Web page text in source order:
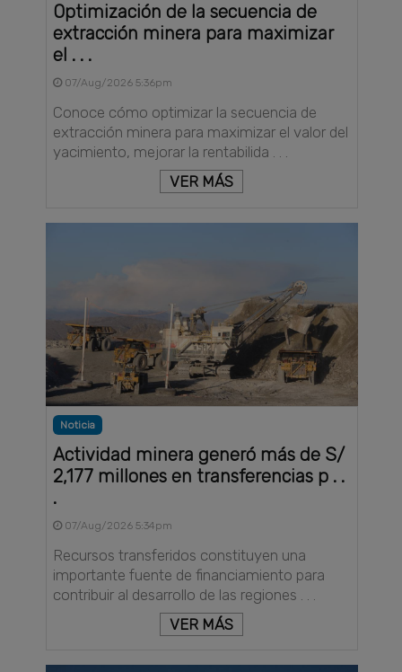
Optimización de la secuencia de
extracción minera para maximizar
el . . .
07/Aug/2026 5:36pm
Conoce cómo optimizar la secuencia de
extracción minera para maximizar el valor del
yacimiento, mejorar la rentabilida . . .
VER MÁS
Noticia
Actividad minera generó más de S/
2,177 millones en transferencias p . .
.
07/Aug/2026 5:34pm
Recursos transferidos constituyen una
importante fuente de financiamiento para
contribuir al desarrollo de las regiones . . .
VER MÁS